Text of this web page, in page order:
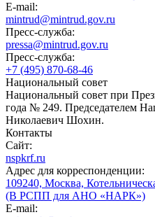
E-mail:
mintrud@mintrud.gov.ru
Пресс-служба:
pressa@mintrud.gov.ru
Пресс-служба:
+7 (495) 870-68-46
Национальный совет
Национальный совет при
года № 249. Председателем
Николаевич Шохин.
Контакты
Сайт:
nspkrf.ru
Адрес для корреспонденции:
109240, Москва,
(В РСПП для АНО «НАРК»)
E-mail: